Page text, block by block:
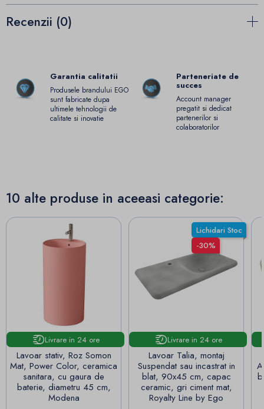
Recenzii (0)
Garantia calitatii
Produsele brandului EGO
sunt fabricate dupa
ultimele tehnologii de
calitate si inovatie
Parteneriate de
succes
Account manager
pregatit si dedicat
partenerilor si
colaboratorilor
10 alte produse in aceeasi categorie:
Livrare in 24 ore
Lavoar stativ, Roz Somon
Mat, Power Color, ceramica
sanitara, cu gaura de
baterie, diametru 45 cm,
Modena
Lichidari Stoc
-30%
Livrare in 24 ore
Lavoar Talia, montaj
Suspendat sau incastrat in
blat, 90x45 cm, capac
ceramic, gri ciment mat,
Royalty Line by Ego